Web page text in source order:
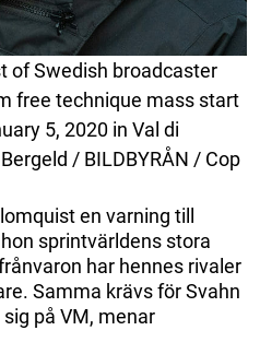
of Swedish broadcaster
free technique mass start
5, 2020 in Val di
/ BILDBYRÅN / Cop
en varning till
sprintvärldens stora
har hennes rivaler
Samma krävs för Svahn
på VM, menar